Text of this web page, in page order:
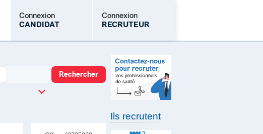
Connexion
CANDIDAT
Connexion
RECRUTEUR
Mot de passe oublié
Ils recrutent